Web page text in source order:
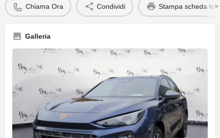
Chiama Ora Condividi Stampa scheda
Galleria